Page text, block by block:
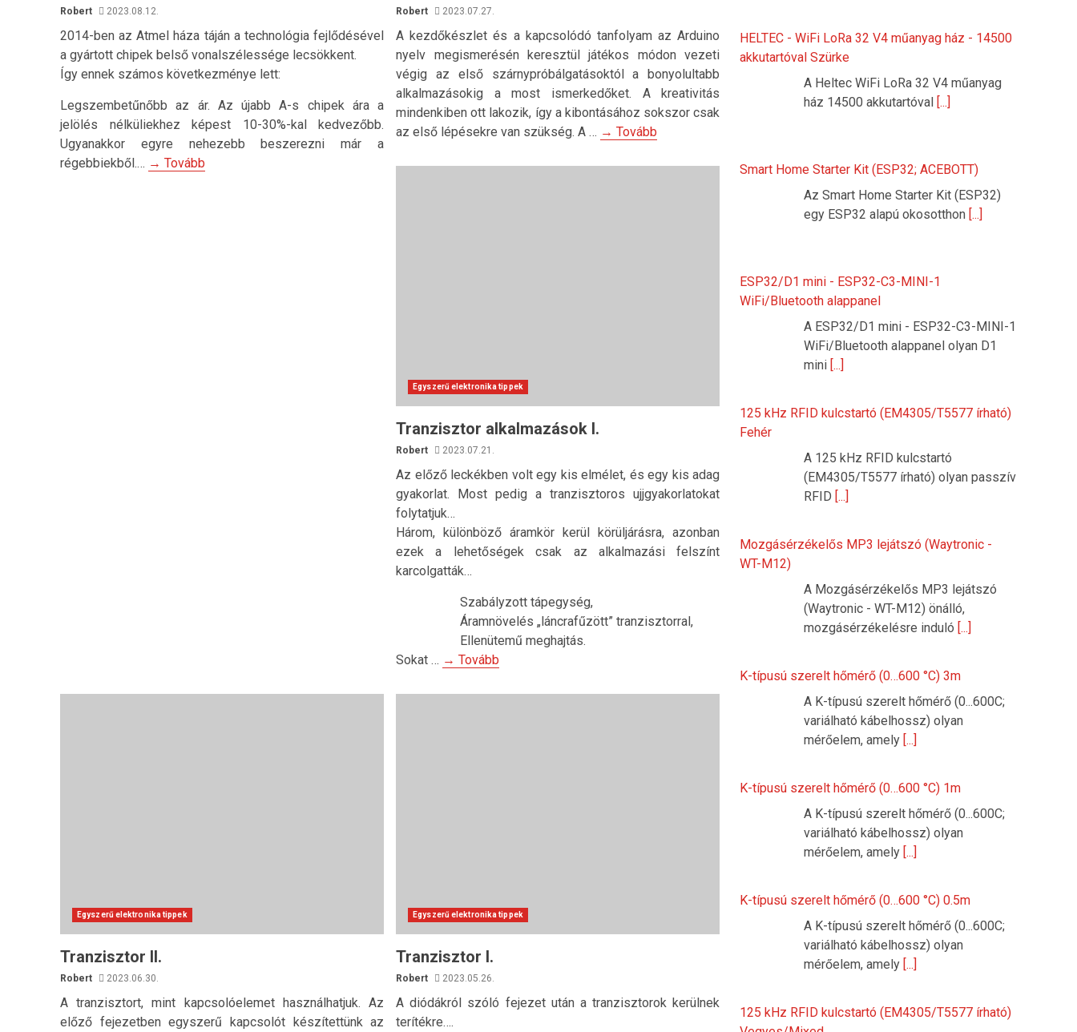
Robert 2023.08.12.
2014-ben az Atmel háza táján a technológia fejlődésével
a gyártott chipek belső vonalszélessége lecsökkent.
Így ennek számos következménye lett:
Legszembetűnőbb az ár. Az újabb A-s chipek ára a
jelölés nélküliekhez képest 10-30%-kal kedvezőbb.
Ugyanakkor egyre nehezebb beszerezni már a
régebbiekből.… → Tovább
Robert 2023.07.27.
A kezdőkészlet és a kapcsolódó tanfolyam az Arduino
nyelv megismerésén keresztül játékos módon vezeti
végig az első szárnypróbálgatásoktól a bonyolultabb
alkalmazásokig a most ismerkedőket. A kreativitás
mindenkiben ott lakozik, így a kibontásához sokszor csak
az első lépésekre van szükség. A … → Tovább
Egyszerű elektronika tippek
Tranzisztor alkalmazások I.
Robert 2023.07.21.
Az előző leckékben volt egy kis elmélet, és egy kis adag
gyakorlat. Most pedig a tranzisztoros ujjgyakorlatokat
folytatjuk…
Három, különböző áramkör kerül körüljárásra, azonban
ezek a lehetőségek csak az alkalmazási felszínt
karcolgatták…
Szabályzott tápegység,
Áramnövelés „láncrafűzött” tranzisztorral,
Ellenütemű meghajtás.
Sokat … → Tovább
Egyszerű elektronika tippek
Tranzisztor II.
Robert 2023.06.30.
A tranzisztort, mint kapcsolóelemet használhatjuk. Az
előző fejezetben egyszerű kapcsolót készítettünk az
Egyszerű elektronika tippek
Tranzisztor I.
Robert 2023.05.26.
A diódákról szóló fejezet után a tranzisztorok kerülnek
terítékre….
HELTEC - WiFi LoRa 32 V4 műanyag ház - 14500
akkutartóval Szürke
A Heltec WiFi LoRa 32 V4 műanyag
ház 14500 akkutartóval [...]
Smart Home Starter Kit (ESP32; ACEBOTT)
Az Smart Home Starter Kit (ESP32)
egy ESP32 alapú okosotthon [...]
ESP32/D1 mini - ESP32-C3-MINI-1
WiFi/Bluetooth alappanel
A ESP32/D1 mini - ESP32-C3-MINI-1
WiFi/Bluetooth alappanel olyan D1
mini [...]
125 kHz RFID kulcstartó (EM4305/T5577 írható)
Fehér
A 125 kHz RFID kulcstartó
(EM4305/T5577 írható) olyan passzív
RFID [...]
Mozgásérzékelős MP3 lejátszó (Waytronic -
WT-M12)
A Mozgásérzékelős MP3 lejátszó
(Waytronic - WT-M12) önálló,
mozgásérzékelésre induló [...]
K-típusú szerelt hőmérő (0…600 °C) 3m
A K-típusú szerelt hőmérő (0...600C;
variálható kábelhossz) olyan
mérőelem, amely [...]
K-típusú szerelt hőmérő (0…600 °C) 1m
A K-típusú szerelt hőmérő (0...600C;
variálható kábelhossz) olyan
mérőelem, amely [...]
K-típusú szerelt hőmérő (0…600 °C) 0.5m
A K-típusú szerelt hőmérő (0...600C;
variálható kábelhossz) olyan
mérőelem, amely [...]
125 kHz RFID kulcstartó (EM4305/T5577 írható)